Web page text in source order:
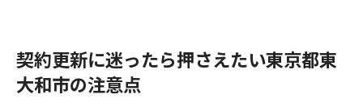
契約更新に迷ったら押さえたい東京都東
大和市の注意点